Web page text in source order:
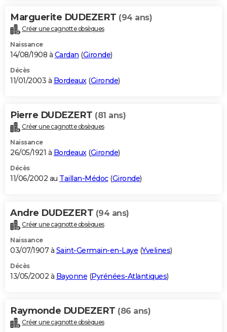
Marguerite DUDEZERT (94 ans)
Créer une cagnotte obsèques
Naissance
14/08/1908 à Cardan (Gironde)
Décès
11/01/2003 à Bordeaux(Gironde)
Pierre DUDEZERT (81 ans)
Créer une cagnotte obsèques
Naissance
26/05/1921 à Bordeaux(Gironde)
Décès
11/06/2002 au Taillan-Médoc(Gironde)
Andre DUDEZERT (94 ans)
Créer une cagnotte obsèques
Naissance
03/07/1907 à Saint-Germain-en-Laye (Yvelines)
Décès
13/05/2002 à Bayonne (Pyrénées-Atlantiques)
Raymonde DUDEZERT (86 ans)
Créer une cagnotte obsèques